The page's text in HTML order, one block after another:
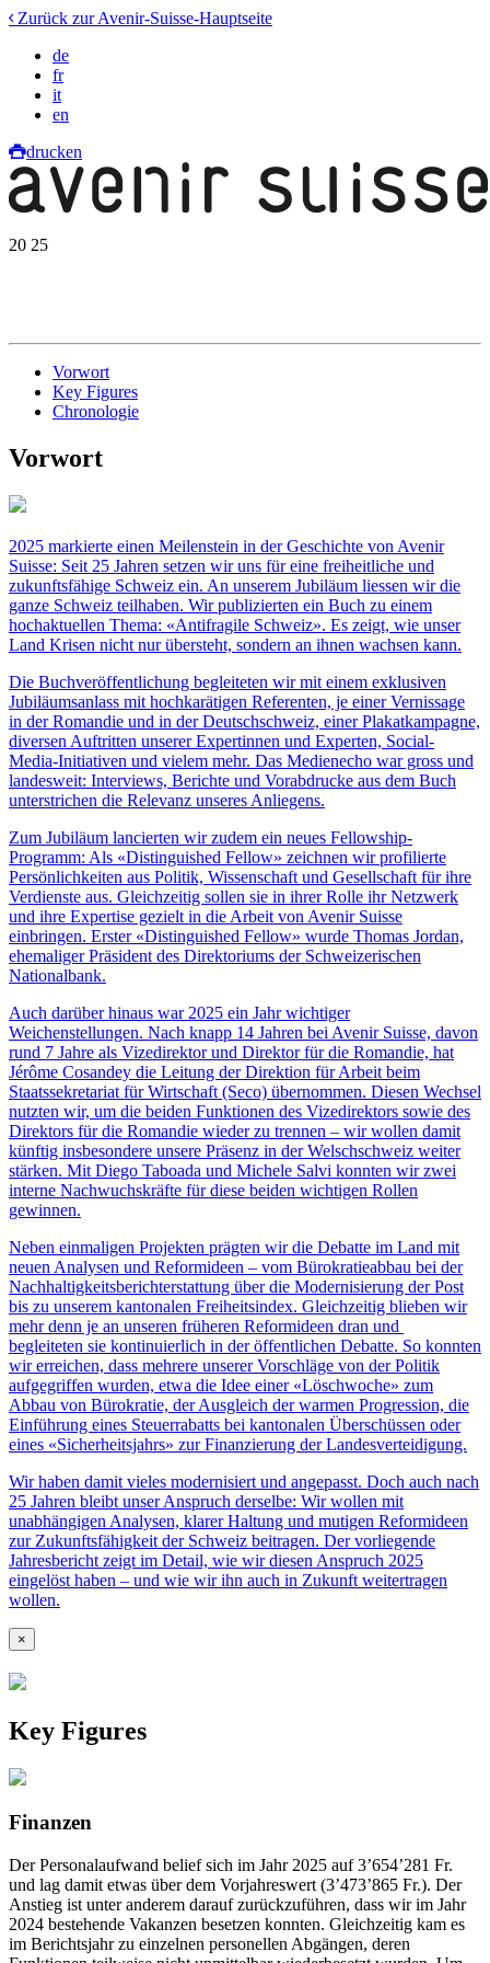
Zurück zur Avenir-Suisse-Hauptseite
de
fr
it
en
drucken
20 25
Vorwort
Key Figures
Chronologie
Vorwort
2025 markierte einen Meilenstein in der Geschichte von Avenir
Suisse: Seit 25 Jahren setzen wir uns für eine freiheitliche und
zukunftsfähige Schweiz ein. An unserem Jubiläum liessen wir die
ganze Schweiz teilhaben. Wir publizierten ein Buch zu einem
hochaktuellen Thema: «Antifragile Schweiz». Es zeigt, wie unser
Land Krisen nicht nur übersteht, sondern an ihnen wachsen kann.
Die Buchveröffentlichung begleiteten wir mit einem exklusiven
Jubiläumsanlass mit hochkarätigen Referenten, je einer Vernissage
in der Romandie und in der Deutschschweiz, einer Plakatkampagne,
diversen Auftritten unserer Expertinnen und Experten, Social-
Media-Initiativen und vielem mehr. Das Medienecho war gross und
landesweit: Interviews, Berichte und Vorabdrucke aus dem Buch
unterstrichen die Relevanz unseres Anliegens.
Zum Jubiläum lancierten wir zudem ein neues Fellowship-
Programm: Als «Distinguished Fellow» zeichnen wir profilierte
Persönlichkeiten aus Politik, Wissenschaft und Gesellschaft für ihre
Verdienste aus. Gleichzeitig sollen sie in ihrer Rolle ihr Netzwerk
und ihre Expertise gezielt in die Arbeit von Avenir Suisse
einbringen. Erster «Distinguished Fellow» wurde Thomas Jordan,
ehemaliger Präsident des Direktoriums der Schweizerischen
Nationalbank.
Auch darüber hinaus war 2025 ein Jahr wichtiger
Weichenstellungen. Nach knapp 14 Jahren bei Avenir Suisse, davon
rund 7 Jahre als Vizedirektor und Direktor für die Romandie, hat
Jérôme Cosandey die Leitung der Direktion für Arbeit beim
Staatssekretariat für Wirtschaft (Seco) übernommen. Diesen Wechsel
nutzten wir, um die beiden Funktionen des Vizedirektors sowie des
Direktors für die Romandie wieder zu trennen – wir wollen damit
künftig insbesondere unsere Präsenz in der Welschschweiz weiter
stärken. Mit Diego Taboada und Michele Salvi konnten wir zwei
interne Nachwuchskräfte für diese beiden wichtigen Rollen
gewinnen.
Neben einmaligen Projekten prägten wir die Debatte im Land mit
neuen Analysen und Reformideen – vom Bürokratieabbau bei der
Nachhaltigkeitsberichterstattung über die Modernisierung der Post
bis zu unserem kantonalen Freiheitsindex. Gleichzeitig blieben wir
mehr denn je an unseren früheren Reformideen dran und
begleiteten sie kontinuierlich in der öffentlichen Debatte. So konnten
wir erreichen, dass mehrere unserer Vorschläge von der Politik
aufgegriffen wurden, etwa die Idee einer «Löschwoche» zum
Abbau von Bürokratie, der Ausgleich der warmen Progression, die
Einführung eines Steuerrabatts bei kantonalen Überschüssen oder
eines «Sicherheitsjahrs» zur Finanzierung der Landesverteidigung.
Wir haben damit vieles modernisiert und angepasst. Doch auch nach
25 Jahren bleibt unser Anspruch derselbe: Wir wollen mit
unabhängigen Analysen, klarer Haltung und mutigen Reformideen
zur Zukunftsfähigkeit der Schweiz beitragen. Der vorliegende
Jahresbericht zeigt im Detail, wie wir diesen Anspruch 2025
eingelöst haben – und wie wir ihn auch in Zukunft weitertragen
wollen.
×
Key Figures
Finanzen
Der Personalaufwand belief sich im Jahr 2025 auf 3’654’281 Fr.
und lag damit etwas über dem Vorjahreswert (3’473’865 Fr.). Der
Anstieg ist unter anderem darauf zurückzuführen, dass wir im Jahr
2024 bestehende Vakanzen besetzen konnten. Gleichzeitig kam es
im Berichtsjahr zu einzelnen personellen Abgängen, deren